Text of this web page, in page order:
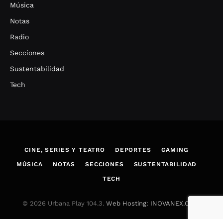
Música
Notas
Radio
Secciones
Sustentabilidad
Tech
CINE, SERIES Y TEATRO DEPORTES GAMING
MÚSICA NOTAS SECCIONES SUSTENTABILIDAD
TECH
© 2026 Urbana Play 104.3. Web Hosting: INOVANEX.COM